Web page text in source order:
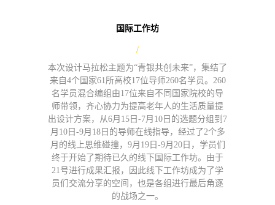
国际工作坊
/
本次设计马拉松主题为“青银共创未来”，集结了
来自4个国家61所高校17位导师260名学员。260
名学员混合编组由17位来自不同国家院校的导
师带领，齐心协力为提高老年人的生活质量提
出设计方案，从6月15日-7月10日的选题分组到7
月10日-9月18日的导师在线指导，经过了2个多
月的线上思维碰撞，9月19日-9月20日，学员们
终于开始了期待已久的线下国际工作坊。由于
21号进行成果汇报，因此线下工作坊成为了学
员们交流分享的空间，也是各组进行最后角逐
的战场之一。